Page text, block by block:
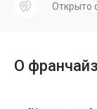
Открыто
О